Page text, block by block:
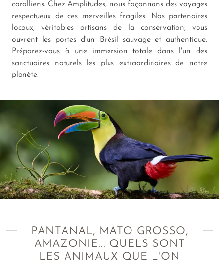
coralliens. Chez Amplitudes, nous façonnons des voyages
respectueux de ces merveilles fragiles. Nos partenaires
locaux, véritables artisans de la conservation, vous
ouvrent les portes d'un Brésil sauvage et authentique.
Préparez-vous à une immersion totale dans l'un des
sanctuaires naturels les plus extraordinaires de notre
planète.
PANTANAL, MATO GROSSO,
AMAZONIE... QUELS SONT
LES ANIMAUX QUE L'ON